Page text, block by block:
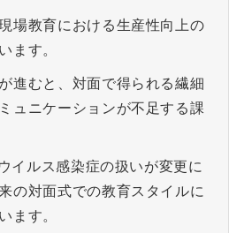
場教育における生産性向上の
ます。
進むと、対面で得られる繊細
ュニケーションが不足する課
イルス感染症の扱いが変更に
の対面式での教育スタイルに
ます。